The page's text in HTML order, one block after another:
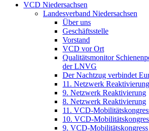
VCD Niedersachsen
Landesverband Niedersachsen
Über uns
Geschäftsstelle
Vorstand
VCD vor Ort
Qualitätsmonitor
der LNVG
Der Nachtzug verbindet
11. Netzwerk Reaktivierung
9. Netzwerk Reaktivierung
8. Netzwerk Reaktivierung
11. VCD-
10. VCD-
9. VCD-Mobilitätskongress